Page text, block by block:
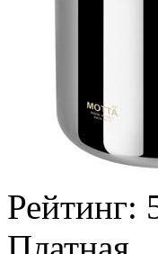
Рейтинг: